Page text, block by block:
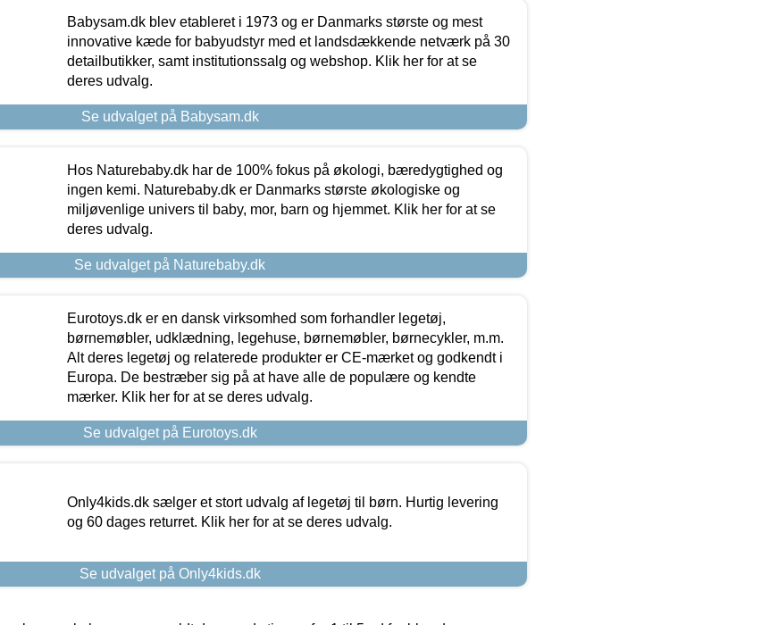
Babysam.dk blev etableret i 1973 og er Danmarks største og mest
innovative kæde for babyudstyr med et landsdækkende netværk på 30
detailbutikker, samt institutionssalg og webshop. Klik her for at se
deres udvalg.
Se udvalget på Babysam.dk
Hos Naturebaby.dk har de 100% fokus på økologi, bæredygtighed og
ingen kemi. Naturebaby.dk er Danmarks største økologiske og
miljøvenlige univers til baby, mor, barn og hjemmet. Klik her for at se
deres udvalg.
Se udvalget på Naturebaby.dk
Eurotoys.dk er en dansk virksomhed som forhandler legetøj,
børnemøbler, udklædning, legehuse, børnemøbler, børnecykler, m.m.
Alt deres legetøj og relaterede produkter er CE-mærket og godkendt i
Europa. De bestræber sig på at have alle de populære og kendte
mærker. Klik her for at se deres udvalg.
Se udvalget på Eurotoys.dk
Only4kids.dk sælger et stort udvalg af legetøj til børn. Hurtig levering
og 60 dages returret. Klik her for at se deres udvalg.
Se udvalget på Only4kids.dk